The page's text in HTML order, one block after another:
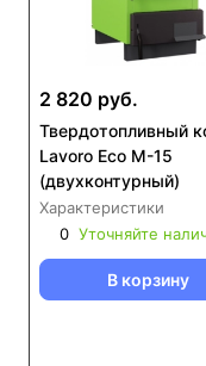
2 820 руб.
Твердотопливный
Lavoro Eco M-15
(двухконтурный)
Характеристики
0 Уточняйте
В корзину